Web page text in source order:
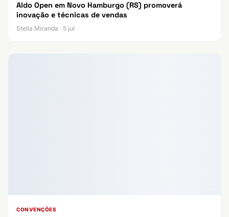
Aldo Open em Novo Hamburgo (RS) promoverá
inovação e técnicas de vendas
Stella Miranda · 5 jul
CONVENÇÕES